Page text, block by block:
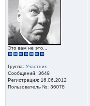
Это вам не это...
Группа: Участник
Сообщений: 3649
Регистрация: 16.06.2012
Пользователь №: 36078